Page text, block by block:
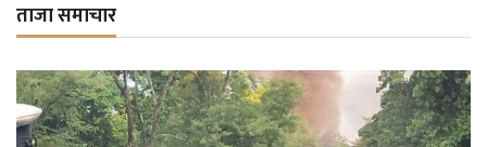
ताजा समाचार